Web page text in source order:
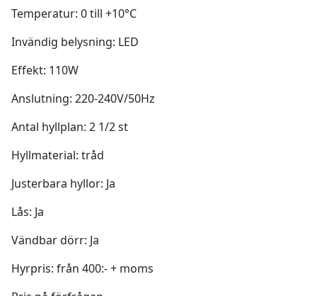
Temperatur: 0 till +10°C
Invändig belysning: LED
Effekt: 110W
Anslutning: 220-240V/50Hz
Antal hyllplan: 2 1/2 st
Hyllmaterial: tråd
Justerbara hyllor: Ja
Lås: Ja
Vändbar dörr: Ja
Hyrpris: från 400:- + moms